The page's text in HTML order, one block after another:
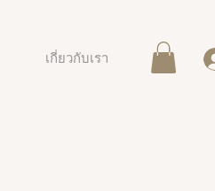
เกี่ยวกับเรา